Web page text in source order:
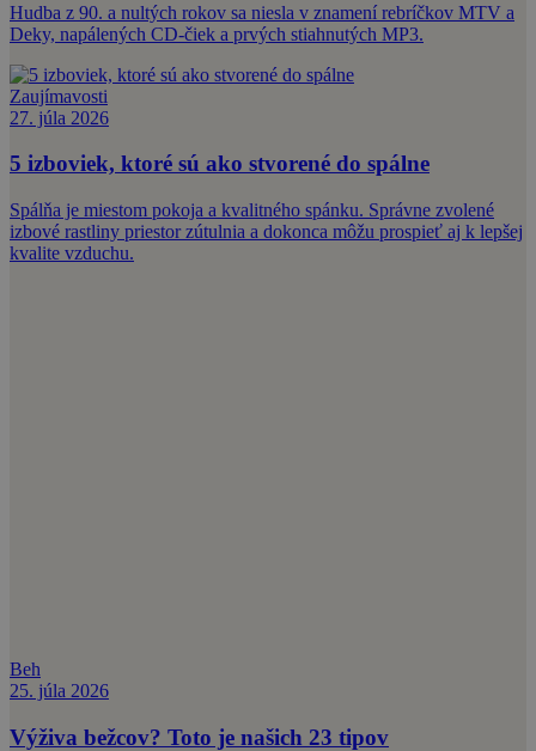
Hudba z 90. a nultých rokov sa niesla v znamení rebríčkov MTV a
Deky, napálených CD-čiek a prvých stiahnutých MP3.
Zaujímavosti
27. júla 2026
5 izboviek, ktoré sú ako stvorené do spálne
Spálňa je miestom pokoja a kvalitného spánku. Správne zvolené
izbové rastliny priestor zútulnia a dokonca môžu prospieť aj k lepšej
kvalite vzduchu.
Beh
25. júla 2026
Výživa bežcov? Toto je našich 23 tipov